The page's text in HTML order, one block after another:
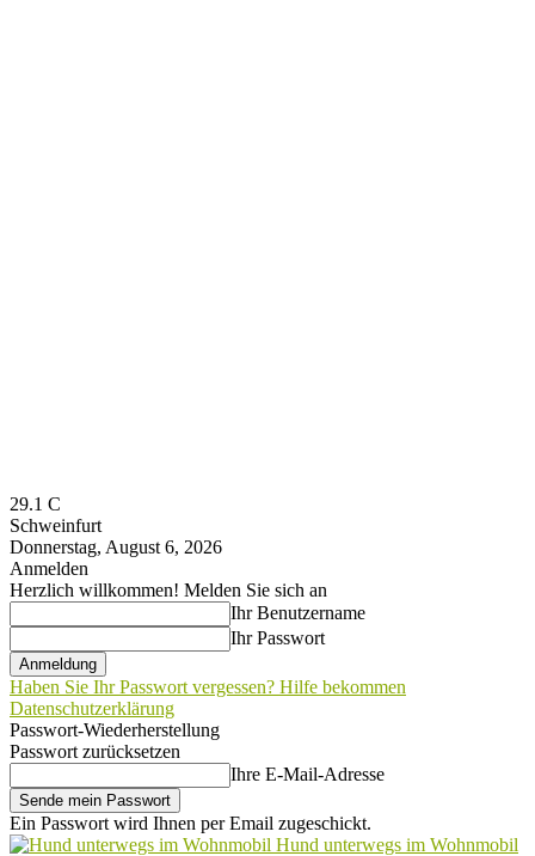
29.1 C
Schweinfurt
Donnerstag, August 6, 2026
Anmelden
Herzlich willkommen! Melden Sie sich an
Ihr Benutzername
Ihr Passwort
Haben Sie Ihr Passwort vergessen? Hilfe bekommen
Datenschutzerklärung
Passwort-Wiederherstellung
Passwort zurücksetzen
Ihre E-Mail-Adresse
Ein Passwort wird Ihnen per Email zugeschickt.
Hund unterwegs im Wohnmobil